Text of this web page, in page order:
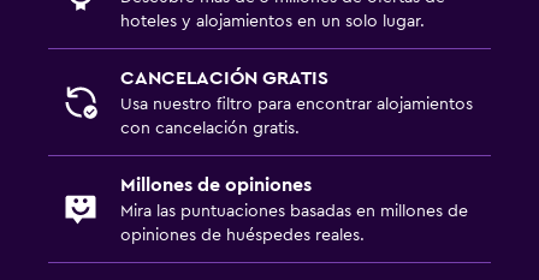
hoteles y alojamientos en un solo lugar.
CANCELACIÓN GRATIS
Usa nuestro filtro para encontrar alojamientos
con cancelación gratis.
Millones de opiniones
Mira las puntuaciones basadas en millones de
opiniones de huéspedes reales.